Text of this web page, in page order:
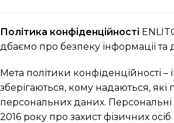
Політика конфіденційності
дбаємо про безпеку інформації та
Мета політики конфіденційності
зберігаються, кому надаються, які
персональних даних. Персональні
2016 року про захист фізичних